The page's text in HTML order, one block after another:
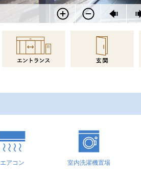
エアコン 室内洗濯機置場